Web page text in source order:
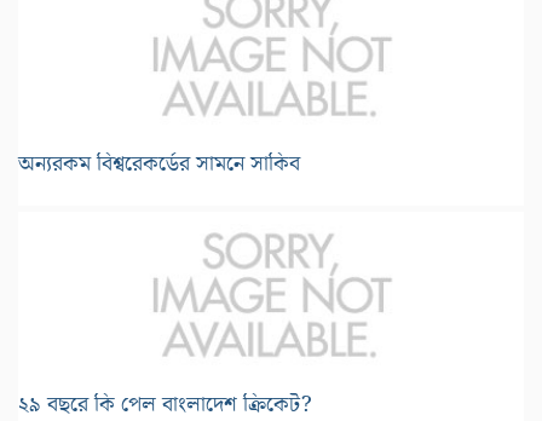
অন্যরকম বিশ্বরেকর্ডের সামনে সাকিব
২৯ বছরে কি পেল বাংলাদেশ ক্রিকেট?